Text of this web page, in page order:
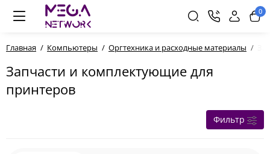
0
Главная Компьютеры Оргтехника и расходные материалы
Запчасти и комплектующие для
принтеров
Фильтр